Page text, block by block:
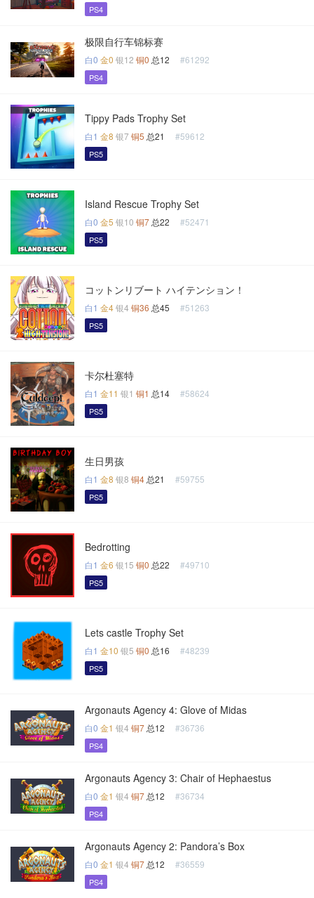
PS4
极限自行车锦标赛
白0 金0 银12 铜0 总12 #61292
PS4
Tippy Pads Trophy Set
白1 金8 银7 铜5 总21 #59612
PS5
Island Rescue Trophy Set
白0 金5 银10 铜7 总22 #52471
PS5
コットンリブート ハイテンション！
白1 金4银4 铜36 总45 #51263
PS5
卡尔杜塞特
白1 金11 银1 铜1 总14 #58624
PS5
生日男孩
白1 金8 银8 铜4 总21 #59755
PS5
Bedrotting
白1 金6 银15 铜0 总22 #49710
PS5
Lets castle Trophy Set
白1 金10 银5 铜0 总16 #48239
PS5
Argonauts Agency 4: Glove of Midas
白0 金1 银4 铜7 总12 #36736
PS4
Argonauts Agency 3: Chair of Hephaestus
白0 金1 银4 铜7 总12 #36734
PS4
Argonauts Agency 2: Pandora’s Box
白0 金1 银4 铜7 总12 #36559
PS4